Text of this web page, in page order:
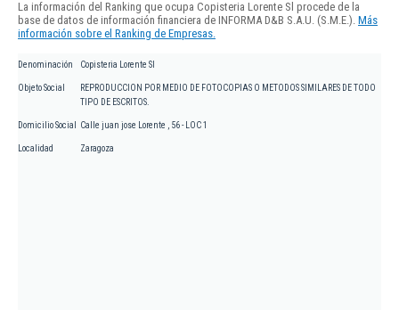
La información del Ranking que ocupa Copisteria Lorente Sl procede de la
base de datos de información financiera de INFORMA D&B S.A.U. (S.M.E.). Más
información sobre el Ranking de Empresas.
Denominación Copisteria Lorente Sl
Objeto Social
REPRODUCCION POR MEDIO DE FOTOCOPIAS O METODOS SIMILARES DE TODO
TIPO DE ESCRITOS.
Domicilio Social Calle juan jose Lorente , 56 - LOC 1
Localidad Zaragoza